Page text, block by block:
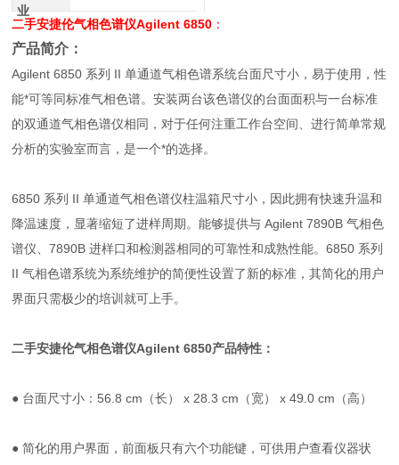
业
二手安捷伦气相色谱仪Agilent 6850 ：
产品简介：
Agilent 6850 系列 II 单通道气相色谱系统台面尺寸小，易于使用，性
能*可等同标准气相色谱。安装两台该色谱仪的台面面积与一台标准
的双通道气相色谱仪相同，对于任何注重工作台空间、进行简单常规
分析的实验室而言，是一个*的选择。
6850 系列 II 单通道气相色谱仪柱温箱尺寸小，因此拥有快速升温和
降温速度，显著缩短了进样周期。能够提供与 Agilent 7890B 气相色
谱仪、7890B 进样口和检测器相同的可靠性和成熟性能。6850 系列
II 气相色谱系统为系统维护的简便性设置了新的标准，其简化的用户
界面只需极少的培训就可上手。
二手安捷伦气相色谱仪Agilent 6850产品特性：
● 台面尺寸小：56.8 cm（长） x 28.3 cm（宽） x 49.0 cm（高）
● 简化的用户界面，前面板只有六个功能键，可供用户查看仪器状